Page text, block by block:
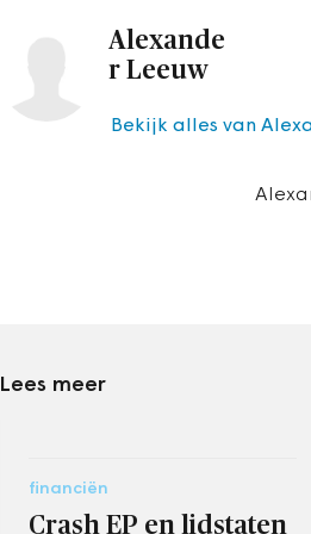
Alexande
r Leeuw
Bekijk alles van
Lees meer
financiën
Crash EP en lidstaten